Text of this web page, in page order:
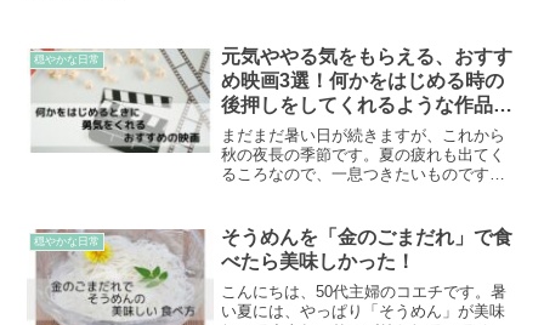
穏やかな日常
元気ややる気をもらえる、おすす
め映画3選！何かをはじめる時の
後押しをしてくれるような作品で
す。
まだまだ暑い日が続きますが、これから
秋の夜長の季節です。夏の疲れも出てく
るころなので、一息つきたいものです
す。元気とやる気をくれるそんな作品だ
と感じています。
穏やかな日常
そうめんを「金のごまだれ」で食
べたら美味しかった！
こんにちは、50代主婦のコエチです。暑
い夏には、やっぱり「そうめん」が美味